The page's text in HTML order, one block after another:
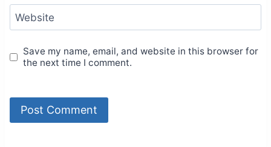
Website
Save my name, email, and website in this browser for
the next time I comment.